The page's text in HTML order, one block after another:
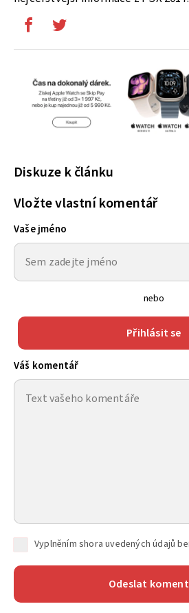
Diskuze k článku
Vložte vlastní komentář
Vaše jméno
nebo
Přihlásit se
Váš komentář